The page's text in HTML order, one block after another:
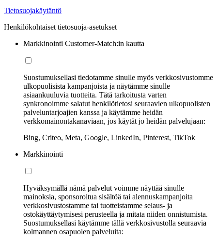
Tietosuojakäytäntö
Henkilökohtaiset tietosuoja-asetukset
Markkinointi Customer-Match:in kautta
Suostumuksellasi tiedotamme sinulle myös verkkosivustomme
ulkopuolisista kampanjoista ja näytämme sinulle
asiaankuuluvia tuotteita. Tätä tarkoitusta varten
synkronoimme salatut henkilötietosi seuraavien ulkopuolisten
palveluntarjoajien kanssa ja käytämme heidän
verkkomainontakanaviaan, jos käytät jo heidän palvelujaan:
Bing, Criteo, Meta, Google, LinkedIn, Pinterest, TikTok
Markkinointi
Hyväksymällä nämä palvelut voimme näyttää sinulle
mainoksia, sponsoroitua sisältöä tai alennuskampanjoita
verkkosivustostamme tai tuotteistamme selaus- ja
ostokäyttäytymisesi perusteella ja mitata niiden onnistumista.
Suostumuksellasi käytämme tällä verkkosivustolla seuraavia
kolmannen osapuolen palveluita: